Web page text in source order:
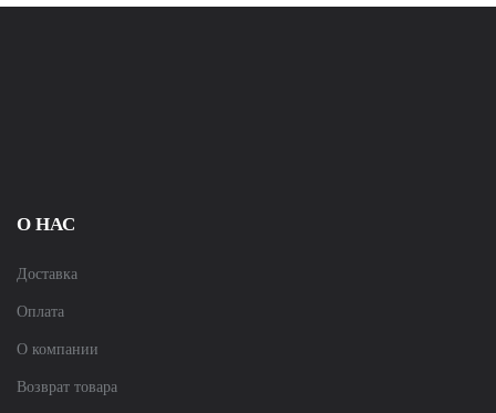
О НАС
Доставка
Оплата
О компании
Возврат товара